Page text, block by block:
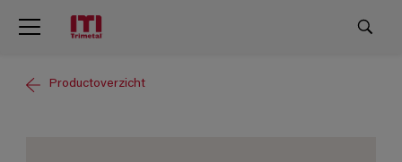
Productoverzicht